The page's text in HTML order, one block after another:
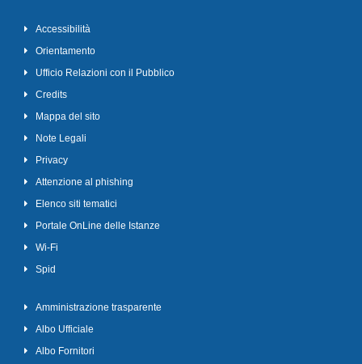
Accessibilità
Orientamento
Ufficio Relazioni con il Pubblico
Credits
Mappa del sito
Note Legali
Privacy
Attenzione al phishing
Elenco siti tematici
Portale OnLine delle Istanze
Wi-Fi
Spid
Amministrazione trasparente
Albo Ufficiale
Albo Fornitori